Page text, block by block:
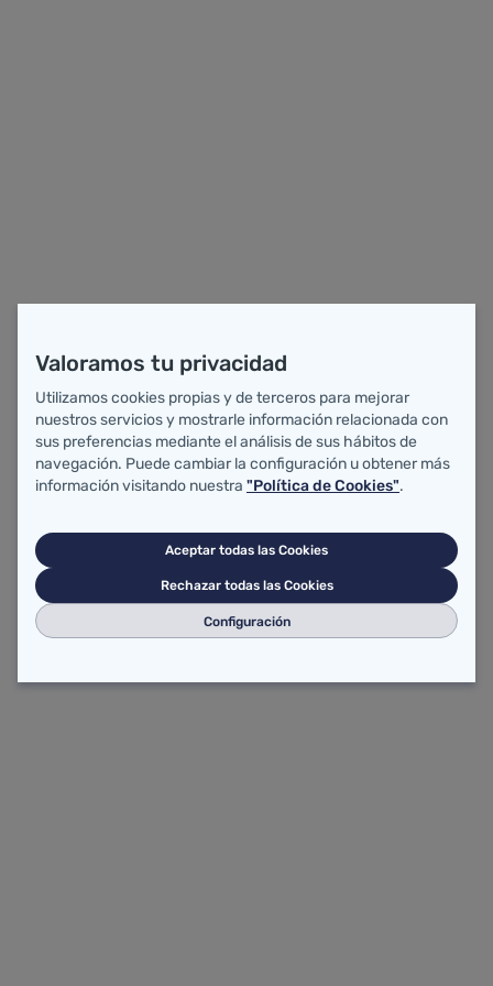
Valoramos tu privacidad
Utilizamos cookies propias y de terceros para mejorar
nuestros servicios y mostrarle información relacionada con
sus preferencias mediante el análisis de sus hábitos de
navegación. Puede cambiar la configuración u obtener más
información visitando nuestra "Política de Cookies".
Aceptar todas las Cookies
Rechazar todas las Cookies
Configuración